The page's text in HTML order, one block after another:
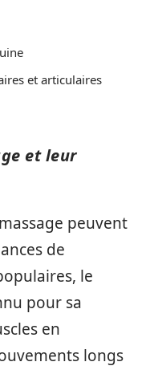
et articulaires
et leur
peuvent
de
le
pour sa
en
longs